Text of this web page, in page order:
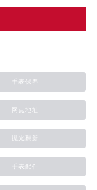
手表保养
网点地址
抛光翻新
手表配件